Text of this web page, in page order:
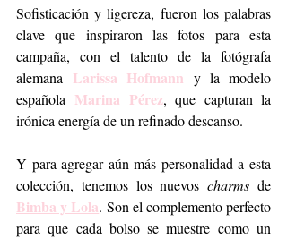
Sofisticación y ligereza, fueron los palabras
clave que inspiraron las fotos para esta
campaña, con el talento de la fotógrafa
alemana Larissa Hofmann y la modelo
española Marina Pérez, que capturan la
irónica energía de un refinado descanso.
Y para agregar aún más personalidad a esta
colección, tenemos los nuevos charms
Bimba y Lola. Son el complemento perfecto
para que cada bolso se muestre como un